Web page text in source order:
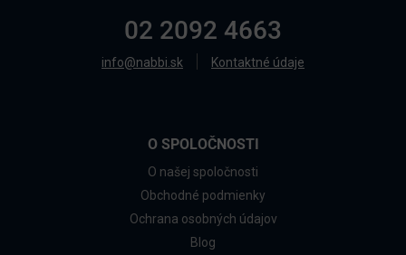
02 2092 4663
info@nabbi.sk Kontaktné údaje
O SPOLOČNOSTI
O našej spoločnosti
Obchodné podmienky
Ochrana osobných údajov
Blog